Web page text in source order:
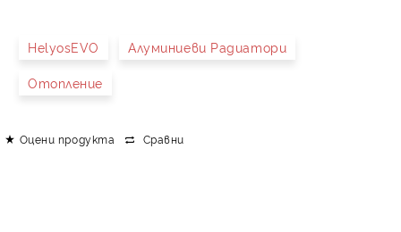
HelyosEVO Алуминиеви Радиатори
Отопление
Оцени продукта Сравни